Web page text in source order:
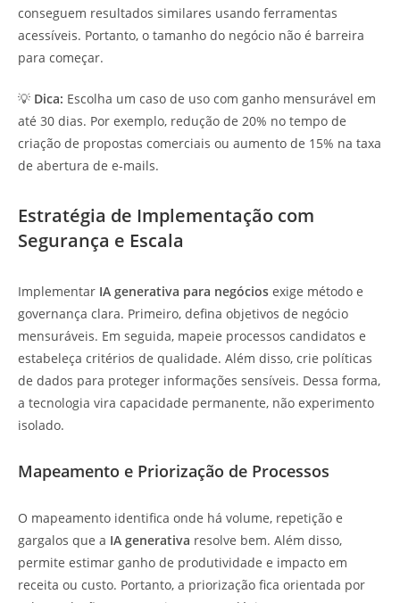
conseguem resultados similares usando ferramentas
acessíveis. Portanto, o tamanho do negócio não é barreira
para começar.
💡 Dica: Escolha um caso de uso com ganho mensurável em
até 30 dias. Por exemplo, redução de 20% no tempo de
criação de propostas comerciais ou aumento de 15% na taxa
de abertura de e-mails.
Estratégia de Implementação com
Segurança e Escala
Implementar IA generativa para negócios exige método e
governança clara. Primeiro, defina objetivos de negócio
mensuráveis. Em seguida, mapeie processos candidatos e
estabeleça critérios de qualidade. Além disso, crie políticas
de dados para proteger informações sensíveis. Dessa forma,
a tecnologia vira capacidade permanente, não experimento
isolado.
Mapeamento e Priorização de Processos
O mapeamento identifica onde há volume, repetição e
gargalos que a IA generativa resolve bem. Além disso,
permite estimar ganho de produtividade e impacto em
receita ou custo. Portanto, a priorização fica orientada por